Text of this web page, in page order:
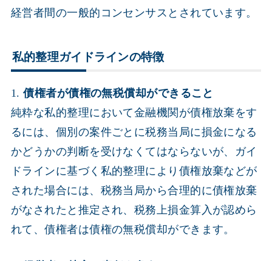
経営者間の一般的コンセンサスとされています。
私的整理ガイドラインの特徴
1.債権者が債権の無税償却ができること
純粋な私的整理において金融機関が債権放棄をす
るには、個別の案件ごとに税務当局に損金になる
かどうかの判断を受けなくてはならないが、ガイ
ドラインに基づく私的整理により債権放棄などが
された場合には、税務当局から合理的に債権放棄
がなされたと推定され、税務上損金算入が認めら
れて、債権者は債権の無税償却ができます。